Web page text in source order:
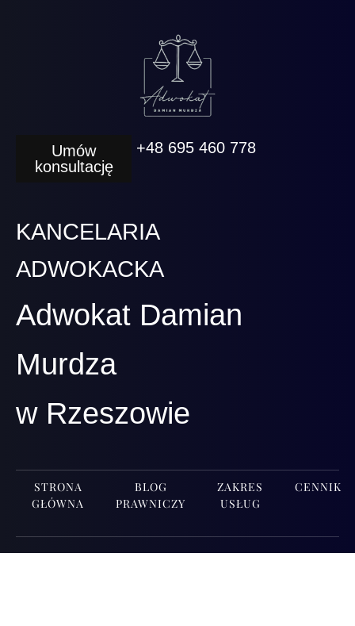
Umów
konsultację
+48 695 460 778
KANCELARIA
ADWOKACKA
Adwokat Damian
Murdza
w Rzeszowie
STRONA
GŁÓWNA
BLOG
PRAWNICZY
ZAKRES
USŁUG
CENNIK